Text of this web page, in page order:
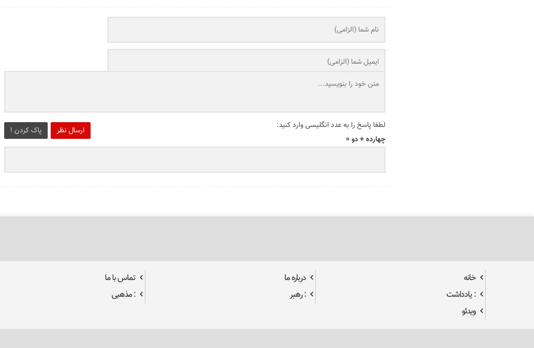
ارسال نظر پاک کردن !
لطفا پاسخ را به عدد انگلیسی وارد کنید:
چهارده + دو =
خانه درباره ما
تماس با ما
: یادداشت
: رهبر
: مذهبی
ویدئو